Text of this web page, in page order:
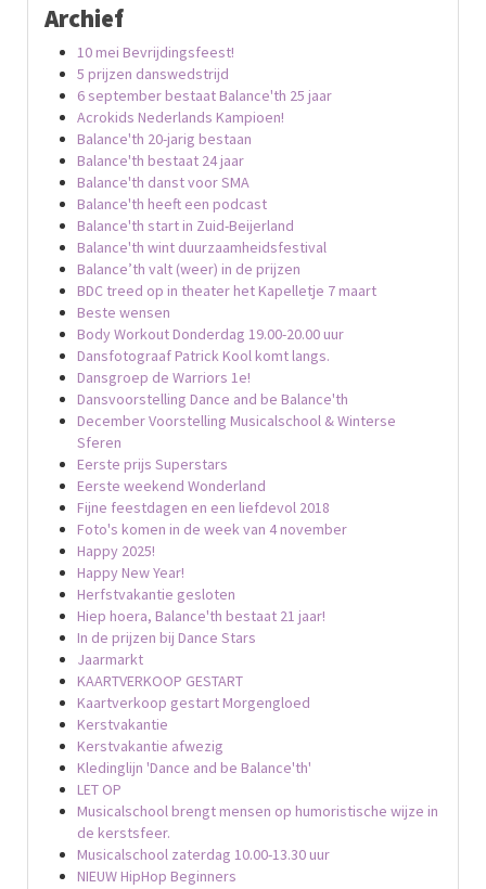
Archief
10 mei Bevrijdingsfeest!
5 prijzen danswedstrijd
6 september bestaat Balance'th 25 jaar
Acrokids Nederlands Kampioen!
Balance'th 20-jarig bestaan
Balance'th bestaat 24 jaar
Balance'th danst voor SMA
Balance'th heeft een podcast
Balance'th start in Zuid-Beijerland
Balance'th wint duurzaamheidsfestival
Balance’th valt (weer) in de prijzen
BDC treed op in theater het Kapelletje 7 maart
Beste wensen
Body Workout Donderdag 19.00-20.00 uur
Dansfotograaf Patrick Kool komt langs.
Dansgroep de Warriors 1e!
Dansvoorstelling Dance and be Balance'th
December Voorstelling Musicalschool & Winterse
Sferen
Eerste prijs Superstars
Eerste weekend Wonderland
Fijne feestdagen en een liefdevol 2018
Foto's komen in de week van 4 november
Happy 2025!
Happy New Year!
Herfstvakantie gesloten
Hiep hoera, Balance'th bestaat 21 jaar!
In de prijzen bij Dance Stars
Jaarmarkt
KAARTVERKOOP GESTART
Kaartverkoop gestart Morgengloed
Kerstvakantie
Kerstvakantie afwezig
Kledinglijn 'Dance and be Balance'th'
LET OP
Musicalschool brengt mensen op humoristische wijze in
de kerstsfeer.
Musicalschool zaterdag 10.00-13.30 uur
NIEUW HipHop Beginners